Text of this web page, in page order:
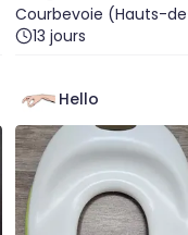
Courbevoie (Hauts-
Seine)
13 jours
Hello